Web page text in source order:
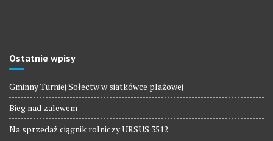
Ostatnie wpisy
Gminny Turniej Sołectw w siatkówce plażowej
Bieg nad zalewem
Na sprzedaż ciągnik rolniczy URSUS 3512